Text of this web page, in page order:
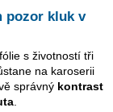
pozor kluk v
s životností tři
na karoserii
správný kontrast